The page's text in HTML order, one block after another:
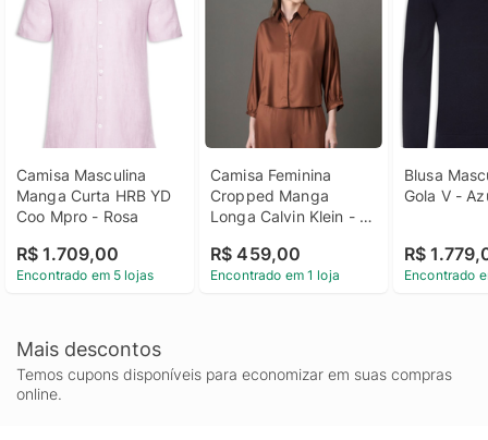
Camisa Masculina
Manga Curta HRB YD
Coo Mpro - Rosa
R$ 1.709,00
Encontrado em 5 lojas
Camisa Feminina
Cropped Manga
Longa Calvin Klein -
Feminina Cropped
Manga Longa Calvin
R$ 459,00
Encontrado em 1 loja
Blusa
Gola V -
R$
Encontrado
Mais descontos
Temos cupons disponíveis para economizar em suas compras
online.